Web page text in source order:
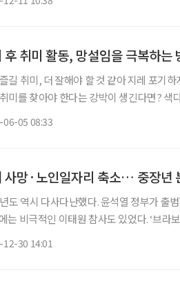
후 취미 활동, 망설임을 극복하는
길 취미, 더 잘해야 할 것 같아 지레 포기
미를 찾아야 한다는 강박이 생긴다면? 색
05 08:33
사망·노인일자리 축소… 중장년
도 역시 다사다난했다. 윤석열 정부가 출
는 비극적인 이태원 참사도 있었다. ‘브라
30 14:01